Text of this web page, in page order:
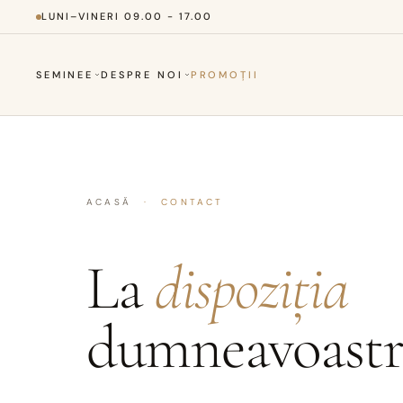
LUNI–VINERI 09.00 - 17.00
SEMINEE DESPRE NOI PROMOȚII
ACASĂ · CONTACT
Ladispoziția